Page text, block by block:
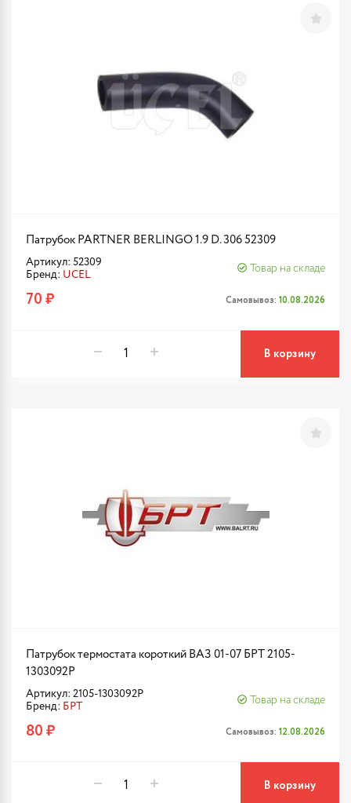
Патрубок PARTNER BERLINGO 1.9 D. 306 52309
Артикул: 52309
Бренд: UCEL
Товар на складе
70 ₽ Самовывоз: 10.08.2026
В корзину
Патрубок термостата короткий ВАЗ 01-07 БРТ 2105-
1303092Р
Артикул: 2105-1303092Р
Бренд: БРТ
Товар на складе
80 ₽ Самовывоз: 12.08.2026
В корзину